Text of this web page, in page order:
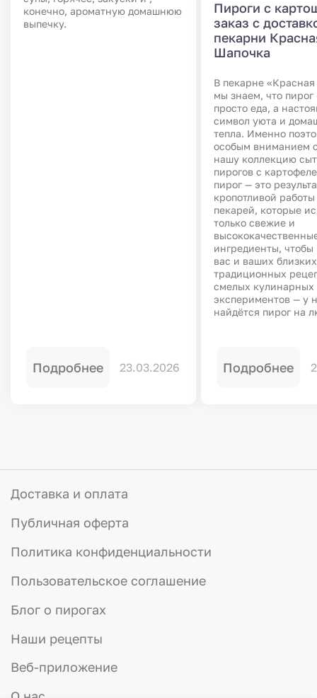
конечно, ароматную домашнюю
выпечку.
Подробнее 23.03.2026
Пироги с
заказ с
пекарни
Шапочка
В пекарне
мы знаем, что пирог
просто еда, а
символ уюта и
тепла. Именно
особым вниманием
нашу коллекцию
пирогов с
пирог — это
кропотливой
пекарей, которые
только свежие и
ингредиенты, чтобы
вас и ваших
традиционных
смелых кулинарных
экспериментов — у
найдётся пирог на
Подробнее
Доставка и оплата
Публичная оферта
Политика конфиденциальности
Пользовательское соглашение
Блог о пирогах
Наши рецепты
Веб-приложение